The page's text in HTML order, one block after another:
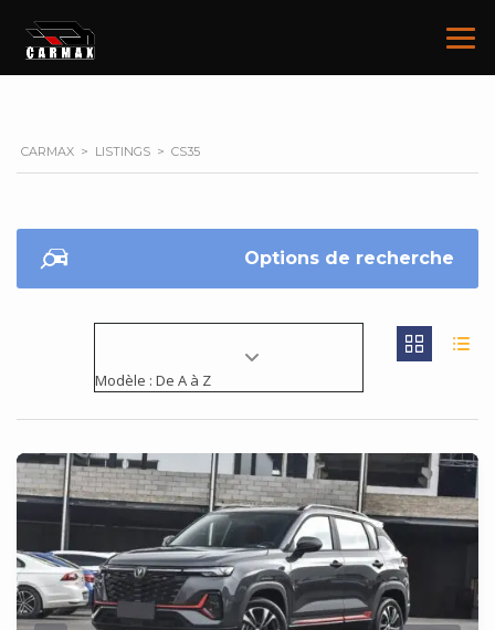
CARMAX > LISTINGS > CS35
Options de recherche
Modèle : De A à Z